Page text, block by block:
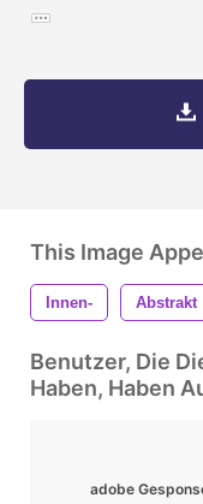
This Image
Innen- Abstrakt
Benutzer, Die
Haben, Haben
adobe